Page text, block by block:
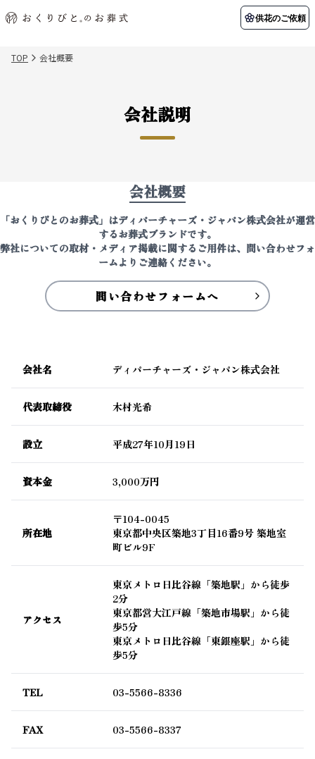
供花のご依頼
納棺の儀とは？
会社を知る
採用情報
店舗用地募集
埼玉県
函館市
お客様の声
供花のご依頼
TOP 会社概要
会社説明
会社概要
「おくりびとのお葬式」はディパーチャーズ・ジャパン株式会社が運営
するお葬式ブランドです。
弊社についての取材・メディア掲載に関するご用件は、問い合わせフォ
ームよりご連絡ください。
問い合わせフォームへ
会社名 ディパーチャーズ・ジャパン株式会社
代表取締役 木村光希
設立 平成27年10月19日
資本金 3,000万円
所在地
〒104-0045
東京都中央区築地3丁目16番9号 築地室
町ビル9F
アクセス
東京メトロ日比谷線「築地駅」から徒歩
2分
東京都営大江戸線「築地市場駅」から徒
歩5分
東京メトロ日比谷線「東銀座駅」から徒
歩5分
TEL 03-5566-8336
FAX 03-5566-8337